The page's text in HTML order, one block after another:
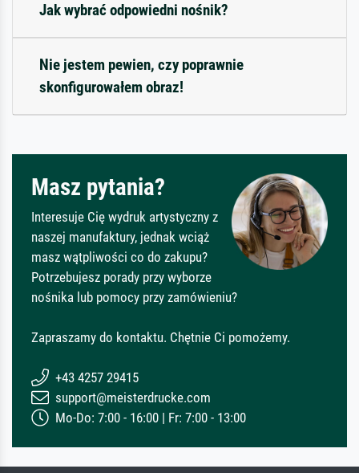
Jak wybrać odpowiedni nośnik?
Nie jestem pewien, czy poprawnie
skonfigurowałem obraz!
Masz pytania?
Interesuje Cię wydruk artystyczny z
naszej manufaktury, jednak wciąż
masz wątpliwości co do zakupu?
Potrzebujesz porady przy wyborze
nośnika lub pomocy przy zamówieniu?
Zapraszamy do kontaktu. Chętnie Ci pomożemy.
+43 4257 29415
support@meisterdrucke.com
Mo-Do: 7:00 - 16:00 | Fr: 7:00 - 13:00